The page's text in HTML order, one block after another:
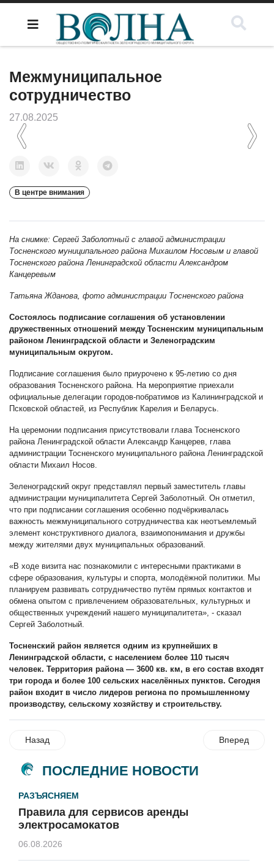
Межмуниципальное
сотрудничество
27.08.2025
Previous Next
В центре внимания
На снимке: Сергей Заболотный с главой администрации
Тосненского муниципального района Михаилом Носовым и главой
Тосненского района Ленинградской области Александром
Канцеревым
Татьяна Жданова, фото администрации Тосненского района
Состоялось подписание соглашения об установлении
дружественных отношений между Тосненским муниципальным
районом Ленинградской области и Зеленоградским
муниципальным округом.
Подписание соглашения было приурочено к 95-летию со дня
образования Тосненского района. На мероприятие приехали
официальные делегации городов-побратимов из Калининградской и
Псковской областей, из Республик Карелия и Беларусь.
На церемонии подписания присутствовали глава Тосненского
района Ленинградской области Александр Канцерев, глава
администрации Тосненского муниципального района Ленинградской
области Михаил Носов.
Зеленоградский округ представлял первый заместитель главы
администрации муниципалитета Сергей Заболотный. Он отметил,
что при подписании соглашения особенно подчёркивалась
важность межмуниципального сотрудничества как неотъемлемый
элемент конструктивного диалога, взаимопонимания и дружбы
между жителями двух муниципальных образований.
«В ходе визита нас познакомили с интересными практиками в
сфере образования, культуры и спорта, молодёжной политики. Мы
планируем развивать сотрудничество путём прямых контактов и
обмена опытом с привлечением образовательных, культурных и
общественных учреждений нашего муниципалитета», - сказал
Сергей Заболотный.
Тосненский район является одним из крупнейших в
Ленинградской области, с населением более 110 тысяч
человек. Территория района — 3600 кв. км, в его состав входят
три города и более 100 сельских населённых пунктов. Сегодня
район входит в число лидеров региона по промышленному
производству, сельскому хозяйству и строительству.
Назад Вперед
ПОСЛЕДНИЕ НОВОСТИ
РАЗЪЯСНЯЕМ
Правила для сервисов аренды
электросамокатов
06.08.2026